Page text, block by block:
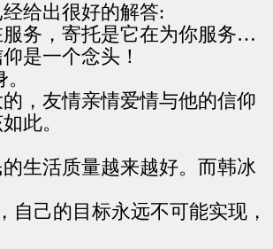
给出很好的解答:
务，寄托是它在为你服务…
是一个念头！
，友情亲情爱情与他的信仰
此。
生活质量越来越好。而韩冰
己的目标永远不可能实现，